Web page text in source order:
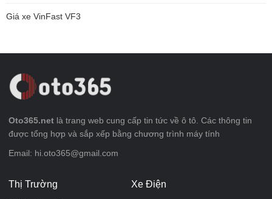
Giá xe VinFast VF3
Oto365.net là trang web cung cấp tin tức về ô tô. Các thông tin
được tổng hợp và sắp xếp bằng chương trình máy tính
Email: hi.oto365@gmail.com
Thị Trường Xe Điện